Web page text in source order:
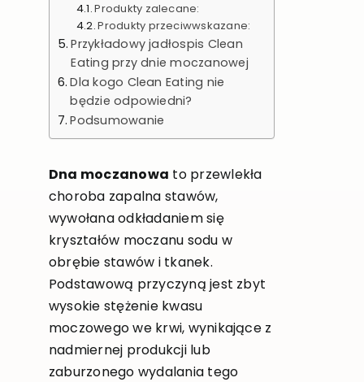
Produkty zalecane:
Produkty przeciwwskazane:
Przykładowy jadłospis Clean
Eating przy dnie moczanowej
Dla kogo Clean Eating nie
będzie odpowiedni?
Podsumowanie
Dna moczanowa to przewlekła
choroba zapalna stawów,
wywołana odkładaniem się
kryształów moczanu sodu w
obrębie stawów i tkanek.
Podstawową przyczyną jest zbyt
wysokie stężenie kwasu
moczowego we krwi, wynikające z
nadmiernej produkcji lub
zaburzonego wydalania tego